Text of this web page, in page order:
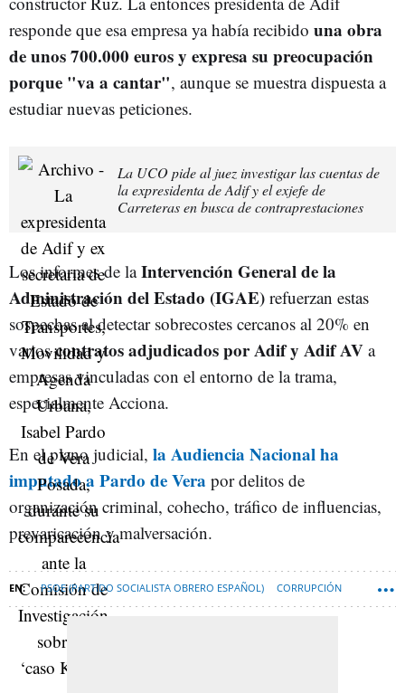
responde que esa empresa ya había recibido una obra
de unos 700.000 euros y expresa su preocupación
porque "va a cantar", aunque se muestra dispuesta a
estudiar nuevas peticiones.
La UCO pide al juez investigar las cuentas de
la expresidenta de Adif y el exjefe de
Carreteras en busca de contraprestaciones
Los informes de laIntervención General de la
Administración del Estado (IGAE) refuerzan estas
sospechas al detectar sobrecostes cercanos al 20% en
varioscontratos adjudicados por Adif y Adif AV a
empresas vinculadas con el entorno de la trama,
especialmente Acciona.
En el plano judicial, la Audiencia Nacional ha
imputado a Pardo de Vera por delitos de
organización criminal, cohecho, tráfico de influencias,
prevaricación y malversación.
PSOE (PARTIDO SOCIALISTA OBRERO ESPAÑOL) CORRUPCIÓN
GOBIERNO DE ESPAÑA
JOSÉ LUIS ÁBALOS